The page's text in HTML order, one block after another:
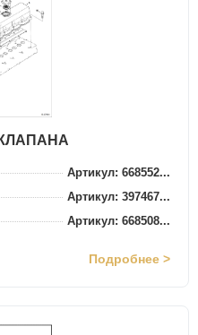
Артикул: 668552...
Артикул: 397467...
Артикул: 668508...
Подробнее >